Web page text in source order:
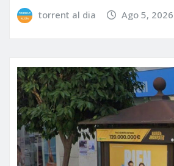
torrent al dia Ago 5, 2026